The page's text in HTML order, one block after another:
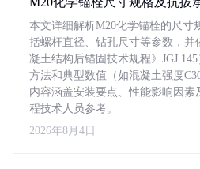
本文详细解析M20化学锚栓的尺寸
括螺杆直径、钻孔尺寸等参数，并
凝土结构后锚固技术规程》JGJ
方法和典型数值（如混凝土强度
内容涵盖安装要点、性能影响因素
程技术人员参考。
2026年8月4日